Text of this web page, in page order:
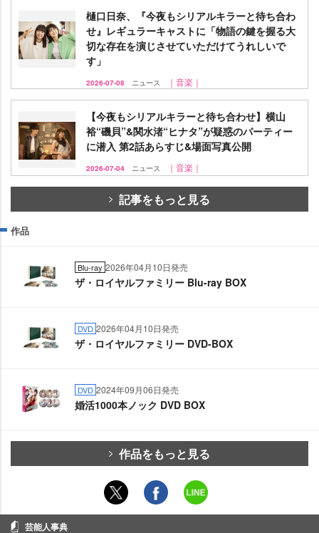
樋口日奈、『今夜もシリアルキラーと待ち合わ
せ』レギュラーキャストに「物語の鍵を握る大
切な存在を演じさせていただけてうれしいで
す」
2026-07-08 ニュース ｜音楽｜
【今夜もシリアルキラーと待ち合わせ】横山
裕“磯貝”&関水渚“ヒナタ”が疑惑のパーティー
に潜入 第2話あらすじ&場面写真公開
2026-07-04 ニュース ｜音楽｜
記事をもっと見る
作品
Blu-ray 2026年04月10日発売
ザ・ロイヤルファミリー Blu-ray BOX
DVD 2026年04月10日発売
ザ・ロイヤルファミリー DVD-BOX
DVD 2024年09月06日発売
婚活1000本ノック DVD BOX
作品をもっと見る
芸能人事典